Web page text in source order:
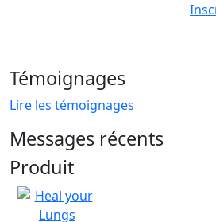
Témoignages
Lire les témoignages
Messages récents
Produit